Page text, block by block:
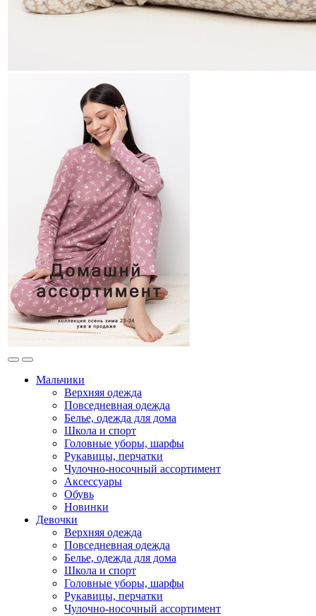
Мальчики
Верхняя одежда
Повседневная одежда
Белье, одежда для дома
Школа и спорт
Головные уборы, шарфы
Рукавицы, перчатки
Чулочно-носочный ассортимент
Аксессуары
Обувь
Новинки
Девочки
Верхняя одежда
Повседневная одежда
Белье, одежда для дома
Школа и спорт
Головные уборы, шарфы
Рукавицы, перчатки
Чулочно-носочный ассортимент